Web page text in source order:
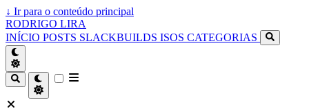
↓ Ir para o conteúdo principal
RODRIGO LIRA
INÍCIO POSTS SLACKBUILDS ISOS CATEGORIAS